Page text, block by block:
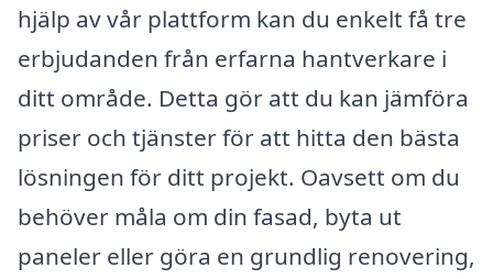
hjälp av vår plattform kan du enkelt få tre
erbjudanden från erfarna hantverkare i
ditt område. Detta gör att du kan jämföra
priser och tjänster för att hitta den bästa
lösningen för ditt projekt. Oavsett om du
behöver måla om din fasad, byta ut
paneler eller göra en grundlig renovering,